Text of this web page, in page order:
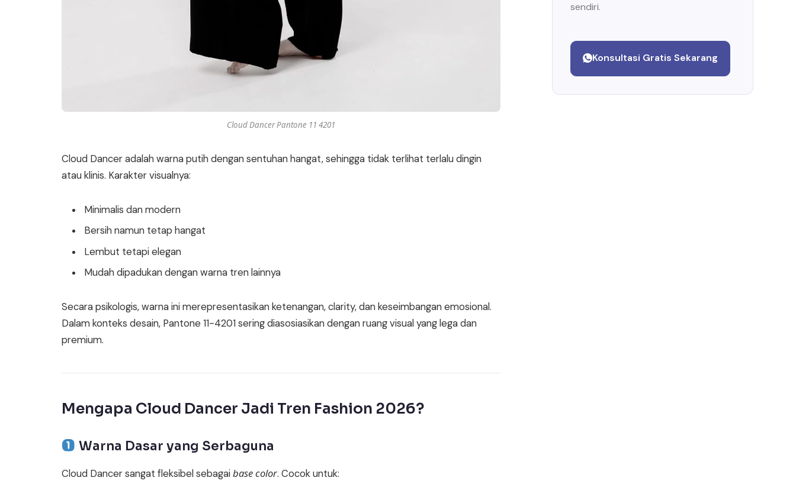
Cloud Dancer Pantone 11 4201
Cloud Dancer adalah warna putih dengan sentuhan hangat, sehingga tidak terlihat terlalu dingin
atau klinis. Karakter visualnya:
Minimalis dan modern
Bersih namun tetap hangat
Lembut tetapi elegan
Mudah dipadukan dengan warna tren lainnya
Secara psikologis, warna ini merepresentasikan ketenangan, clarity, dan keseimbangan emosional.
Dalam konteks desain, Pantone 11-4201 sering diasosiasikan dengan ruang visual yang lega dan
premium.
Mengapa Cloud Dancer Jadi Tren Fashion 2026?
Warna Dasar yang Serbaguna
Cloud Dancer sangat fleksibel sebagai base color. Cocok untuk:
sendiri.
Konsultasi Gratis Sekarang